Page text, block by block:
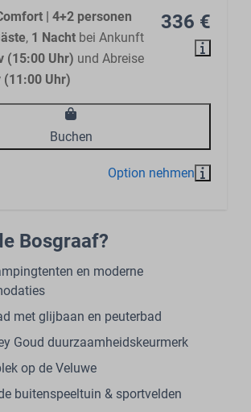
336 €
| 4+2 personen
, 1 Nacht bei Ankunft
(15:00 Uhr) und Abreise
(11:00 Uhr)
Buchen
Bosgraaf?
en moderne
met glijbaan en peuterbad
Goud duurzaamheidskeurmerk
op de Veluwe
buitenspeeltuin & sportvelden